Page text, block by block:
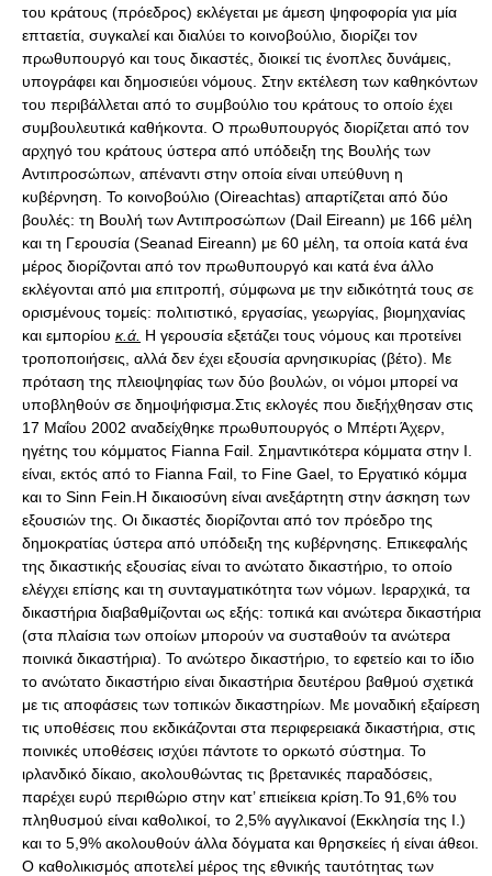
του κράτους (πρόεδρος) εκλέγεται με άμεση ψηφοφορία για μία
επταετία, συγκαλεί και διαλύει το κοινοβούλιο, διορίζει τον
πρωθυπουργό και τους δικαστές, διοικεί τις ένοπλες δυνάμεις,
υπογράφει και δημοσιεύει νόμους. Στην εκτέλεση των καθηκόντων
του περιβάλλεται από το συμβούλιο του κράτους το οποίο έχει
συμβουλευτικά καθήκοντα. Ο πρωθυπουργός διορίζεται από τον
αρχηγό του κράτους ύστερα από υπόδειξη της Βουλής των
Αντιπροσώπων, απέναντι στην οποία είναι υπεύθυνη η
κυβέρνηση. Το κοινοβούλιο (Oireachtas) απαρτίζεται από δύο
βουλές: τη Βουλή των Αντιπροσώπων (Dail Eireann) με 166 μέλη
και τη Γερουσία (Seanad Eireann) με 60 μέλη, τα οποία κατά ένα
μέρος διορίζονται από τον πρωθυπουργό και κατά ένα άλλο
εκλέγονται από μια επιτροπή, σύμφωνα με την ειδικότητά τους σε
ορισμένους τομείς: πολιτιστικό, εργασίας, γεωργίας, βιομηχανίας
και εμπορίου κ.ά. Η γερουσία εξετάζει τους νόμους και προτείνει
τροποποιήσεις, αλλά δεν έχει εξουσία αρνησικυρίας (βέτο). Με
πρόταση της πλειοψηφίας των δύο βουλών, οι νόμοι μπορεί να
υποβληθούν σε δημοψήφισμα.Στις εκλογές που διεξήχθησαν στις
17 Μαΐου 2002 αναδείχθηκε πρωθυπουργός ο Μπέρτι Άχερν,
ηγέτης του κόμματος Fianna Fαil. Σημαντικότερα κόμματα στην Ι.
είναι, εκτός από το Fianna Fαil, το Fine Gael, το Εργατικό κόμμα
και το Sinn Fein.Η δικαιοσύνη είναι ανεξάρτητη στην άσκηση των
εξουσιών της. Οι δικαστές διορίζονται από τον πρόεδρο της
δημοκρατίας ύστερα από υπόδειξη της κυβέρνησης. Επικεφαλής
της δικαστικής εξουσίας είναι το ανώτατο δικαστήριο, το οποίο
ελέγχει επίσης και τη συνταγματικότητα των νόμων. Ιεραρχικά, τα
δικαστήρια διαβαθμίζονται ως εξής: τοπικά και ανώτερα δικαστήρια
(στα πλαίσια των οποίων μπορούν να συσταθούν τα ανώτερα
ποινικά δικαστήρια). Το ανώτερο δικαστήριο, το εφετείο και το ίδιο
το ανώτατο δικαστήριο είναι δικαστήρια δευτέρου βαθμού σχετικά
με τις αποφάσεις των τοπικών δικαστηρίων. Με μοναδική εξαίρεση
τις υποθέσεις που εκδικάζονται στα περιφερειακά δικαστήρια, στις
ποινικές υποθέσεις ισχύει πάντοτε το ορκωτό σύστημα. Το
ιρλανδικό δίκαιο, ακολουθώντας τις βρετανικές παραδόσεις,
παρέχει ευρύ περιθώριο στην κατ’ επιείκεια κρίση.Το 91,6% του
πληθυσμού είναι καθολικοί, το 2,5% αγγλικανοί (Εκκλησία της Ι.)
και το 5,9% ακολουθούν άλλα δόγματα και θρησκείες ή είναι άθεοι.
Ο καθολικισμός αποτελεί μέρος της εθνικής ταυτότητας των